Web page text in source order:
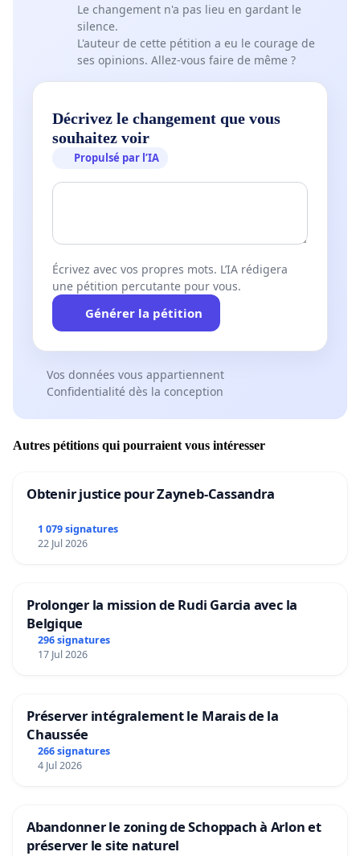
Le changement n'a pas lieu en gardant le
silence.
L'auteur de cette pétition a eu le courage de
ses opinions. Allez-vous faire de même ?
Décrivez le changement que vous
souhaitez voir
Propulsé par l’IA
Écrivez avec vos propres mots. L’IA rédigera
une pétition percutante pour vous.
Générer la pétition
Vos données vous appartiennent
Confidentialité dès la conception
Autres pétitions qui pourraient vous intéresser
Obtenir justice pour Zayneb-Cassandra
1 079 signatures
22 Jul 2026
Prolonger la mission de Rudi Garcia avec la
Belgique
296 signatures
17 Jul 2026
Préserver intégralement le Marais de la
Chaussée
266 signatures
4 Jul 2026
Abandonner le zoning de Schoppach à Arlon et
préserver le site naturel